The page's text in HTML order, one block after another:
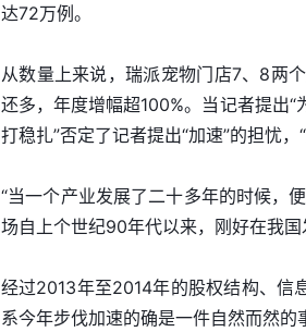
达72万例。
从数量上来说，瑞派宠物门店7、8两
还多，年度增幅超100%。当记者提出
打稳扎”否定了记者提出“加速”的担忧
“当一个产业发展了二十多年的时候，
场自上个世纪90年代以来，刚好在我国
经过2013年至2014年的股权结构、信
系今年步伐加速的确是一件自然而然的